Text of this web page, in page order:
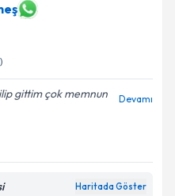
gittim çok memnun
Devamı
Haritada Göster